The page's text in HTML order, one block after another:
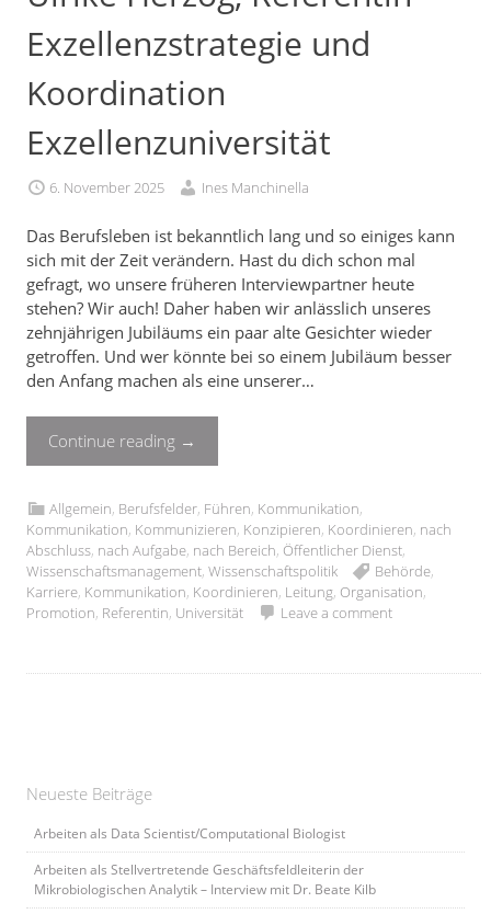
Exzellenzstrategie und
Koordination
Exzellenzuniversität
6. November 2025 Ines Manchinella
Das Berufsleben ist bekanntlich lang und so einiges kann
sich mit der Zeit verändern. Hast du dich schon mal
gefragt, wo unsere früheren Interviewpartner heute
stehen? Wir auch! Daher haben wir anlässlich unseres
zehnjährigen Jubiläums ein paar alte Gesichter wieder
getroffen. Und wer könnte bei so einem Jubiläum besser
den Anfang machen als eine unserer…
Continue reading →
Allgemein, Berufsfelder, Führen, Kommunikation,
Kommunikation, Kommunizieren, Konzipieren, Koordinieren, nach
Abschluss, nach Aufgabe, nach Bereich, Öffentlicher Dienst,
Wissenschaftsmanagement,Wissenschaftspolitik Behörde,
Karriere, Kommunikation, Koordinieren, Leitung, Organisation,
Promotion, Referentin, Universität Leave a comment
Neueste Beiträge
Arbeiten als Data Scientist/Computational Biologist
Arbeiten als Stellvertretende Geschäftsfeldleiterin der
Mikrobiologischen Analytik – Interview mit Dr. Beate Kilb